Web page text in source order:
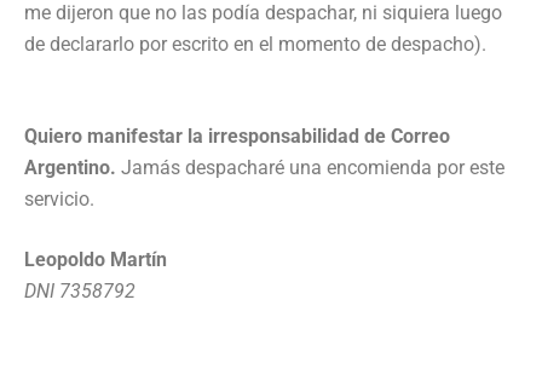
me dijeron que no las podía despachar, ni siquiera luego
de declararlo por escrito en el momento de despacho).
Quiero manifestar la irresponsabilidad de Correo
Argentino. Jamás despacharé una encomienda por este
servicio.
Leopoldo Martín
DNI 7358792